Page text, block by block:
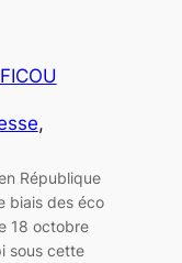
République
biais des éco
18 octobre
sous cette